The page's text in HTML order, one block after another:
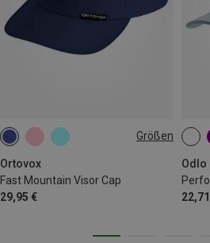
Größen
Ortovox
Fast Mountain Visor Cap
29,95 €
ONE SIZE
Odlo